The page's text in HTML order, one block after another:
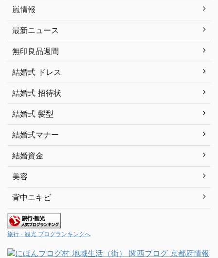
嵐情報
最新ニュース
無印良品週間
結婚式 ドレス
結婚式 招待状
結婚式 髪型
結婚式マナー
結婚資金
美容
背中ニキビ
旅行・観光 ブログランキングへ